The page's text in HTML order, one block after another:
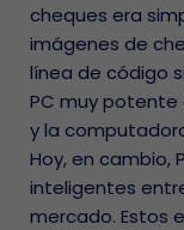
cheques era
imágenes de
línea de código
PC muy potente
y la
Hoy, en cambio,
inteligentes
mercado. Estos